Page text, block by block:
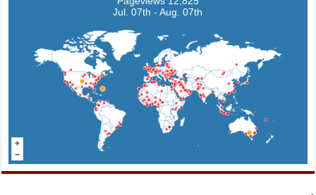
Jul. 07th - Aug. 07th